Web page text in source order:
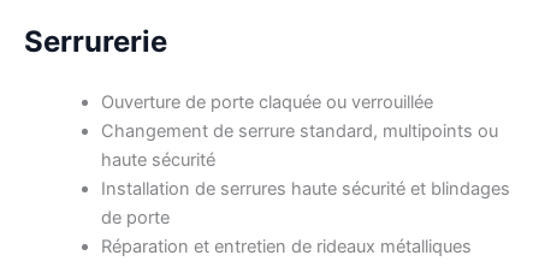
Serrurerie
Ouverture de porte claquée ou verrouillée
Changement de serrure standard, multipoints ou
haute sécurité
Installation de serrures haute sécurité et blindages
de porte
Réparation et entretien de rideaux métalliques